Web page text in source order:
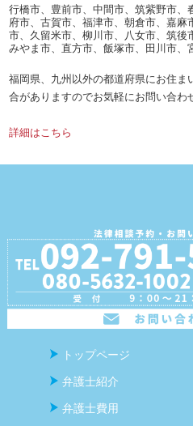
行橋市、豊前市、中間市、筑紫野市
府市、古賀市、福津市、朝倉市、嘉麻
市、久留米市、柳川市、八女市、筑後
みやま市、直方市、飯塚市、田川市
福岡県、九州以外の都道府県にお住
合がありますのでお気軽にお問い合わ
詳細はこちら
トップページ
弁護士紹介
弁護士費用